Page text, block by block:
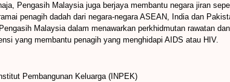
Pengasih Malaysia juga berjaya membantu negara jiran
penagih dadah dari negara-negara ASEAN, India dan
Malaysia dalam menawarkan perkhidmutan rawatan
yang membantu penagih yang menghidapi AIDS atau HIV.
Pembangunan Keluarga (INPEK)